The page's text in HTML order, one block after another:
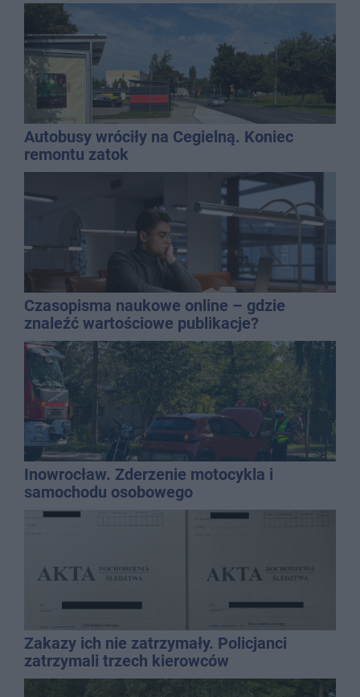
Autobusy wróciły na Cegielną. Koniec
remontu zatok
Czasopisma naukowe online – gdzie
znaleźć wartościowe publikacje?
Inowrocław. Zderzenie motocykla i
samochodu osobowego
Zakazy ich nie zatrzymały. Policjanci
zatrzymali trzech kierowców